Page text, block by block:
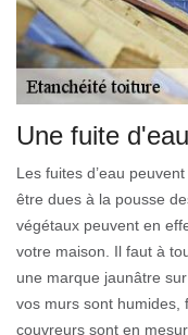
Une fuite
Les fuites d’eau
être dues à la pousse
végétaux peuvent en
votre maison. Il faut à
une marque jaunâtre
vos murs sont humides,
couvreurs sont en